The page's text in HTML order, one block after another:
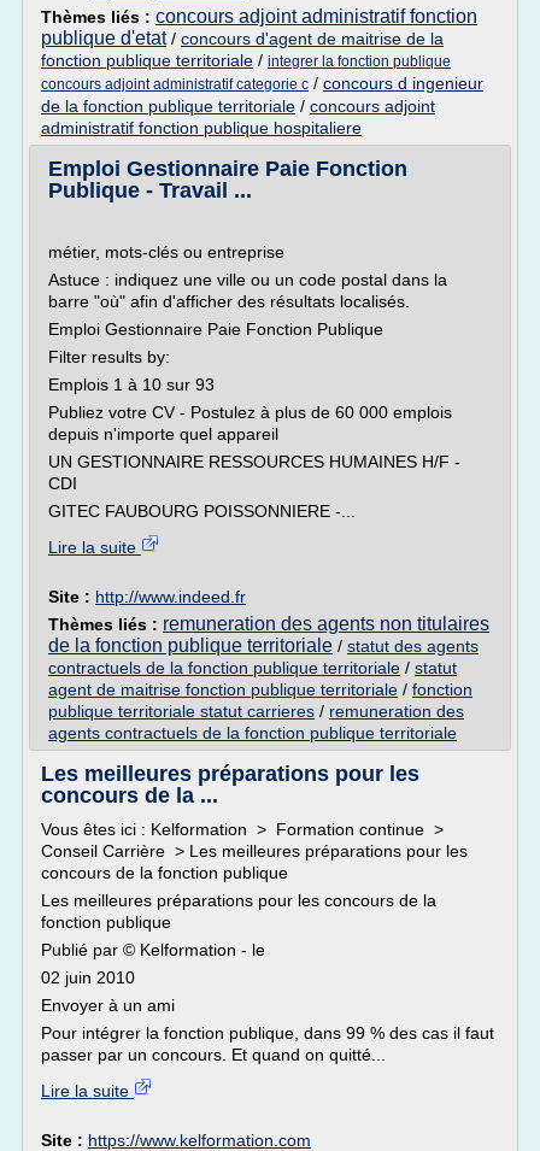
Thèmes liés : concours adjoint administratif fonction
publique d'etat/ concours d'agent de maitrise de la
fonction publique territoriale / integrer la fonction publique
concours adjoint administratif categorie c / concours d ingenieur
de la fonction publique territoriale / concours adjoint
administratif fonction publique hospitaliere
Emploi Gestionnaire Paie Fonction
Publique - Travail ...
métier, mots-clés ou entreprise
Astuce : indiquez une ville ou un code postal dans la
barre "où" afin d'afficher des résultats localisés.
Emploi Gestionnaire Paie Fonction Publique
Filter results by:
Emplois 1 à 10 sur 93
Publiez votre CV - Postulez à plus de 60 000 emplois
depuis n'importe quel appareil
UN GESTIONNAIRE RESSOURCES HUMAINES H/F -
CDI
GITEC FAUBOURG POISSONNIERE -...
Lire la suite
Site : http://www.indeed.fr
Thèmes liés : remuneration des agents non titulaires
de la fonction publique territoriale / statut des agents
contractuels de la fonction publique territoriale / statut
agent de maitrise fonction publique territoriale / fonction
publique territoriale statut carrieres / remuneration des
agents contractuels de la fonction publique territoriale
Les meilleures préparations pour les
concours de la ...
Vous êtes ici : Kelformation > Formation continue >
Conseil Carrière > Les meilleures préparations pour les
concours de la fonction publique
Les meilleures préparations pour les concours de la
fonction publique
Publié par © Kelformation - le
02 juin 2010
Envoyer à un ami
Pour intégrer la fonction publique, dans 99 % des cas il faut
passer par un concours. Et quand on quitté...
Lire la suite
Site : https://www.kelformation.com